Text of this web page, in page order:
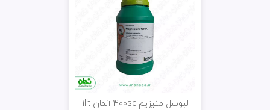
لبوسل منیزیم 400sc آلمان 1lit